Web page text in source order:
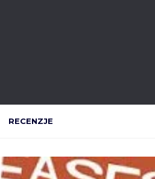
RECENZJE